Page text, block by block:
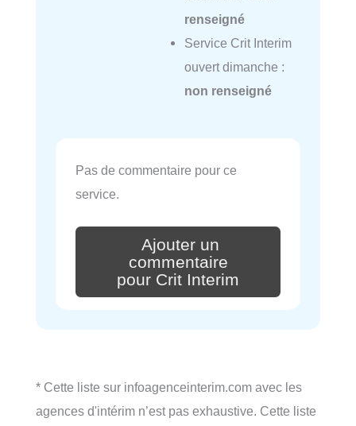
renseigné
Service Crit Interim
ouvert dimanche :
non renseigné
Pas de commentaire pour ce
service.
Ajouter un
commentaire
pour Crit Interim
* Cette liste sur infoagenceinterim.com avec les
agences d'intérim n’est pas exhaustive. Cette liste